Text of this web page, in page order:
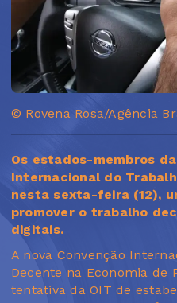
© Rovena Rosa/Agência
Os estados-membros
Internacional do
nesta sexta-feira (12),
promover o trabalho
digitais.
A nova Convenção
Decente na Economia de
tentativa da OIT de